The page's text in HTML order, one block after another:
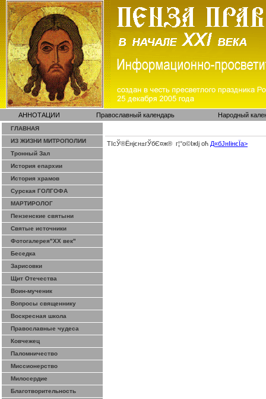
АННОТАЦИИ Православный календарь Народный
ГЛАВНАЯ
ИЗ ЖИЗНИ МИТРОПОЛИИ
Тронный Зал
История епархии
История храмов
Сурская ГОЛГОФА
МАРТИРОЛОГ
Пензенские святыни
Святые источники
Фотогалерея"ХХ век"
Беседка
Зарисовки
Щит Отечества
Воин-мученик
Вопросы священнику
Воскресная школа
Православные чудеса
Ковчежец
Паломничество
Миссионерство
Милосердие
Благотворительность
ТІсЎ®Ёнјєн±­гЎ­бЄ¤ж® г¦°о©ІжІј оћ Д«бЈ­нІінєЇa>